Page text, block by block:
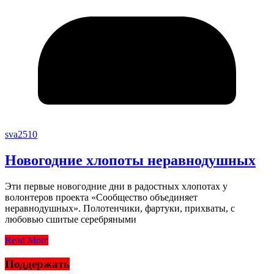
sva2510
Новогодние хлопоты неравнодушных
Эти первые новогодние дни в радостных хлопотах у
волонтеров проекта «Сообщество объединяет
неравнодушных». Полотенчики, фартуки, прихваты, с
любовью сшитые серебряными
Read More
Поддержать